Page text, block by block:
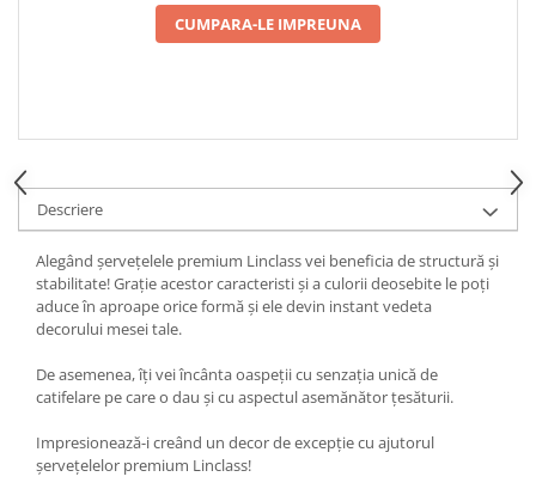
DECOR EVENIMENTE CORPORATE
TEMATICA MARINA
TEMATICA MEDITERANEANA
TEMATICA BOTANICA / VEGETALA
TEMATICA ROMANTICA
DECOR 1 & 8 MARTIE
DECOR HALLOWEEN
DECOR ZIUA ROMANIEI
DECOR CRACIUN & REVELION
CUMPARA-LE IMPREUNA
Descriere
Alegând șervețelele premium Linclass vei beneficia de structură și
stabilitate! Grație acestor caracteristi și a culorii deosebite le poți
aduce în aproape orice formă și ele devin instant vedeta
decorului mesei tale.
De asemenea, îți vei încânta oaspeții cu senzația unică de
catifelare pe care o dau și cu aspectul asemănător țesăturii.
Impresionează-i creând un decor de excepție cu ajutorul
șervețelelor premium Linclass!